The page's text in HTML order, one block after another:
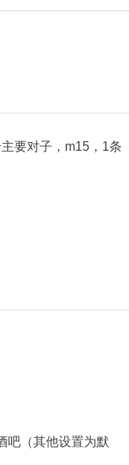
要对子，m15，1条
吧（其他设置为默